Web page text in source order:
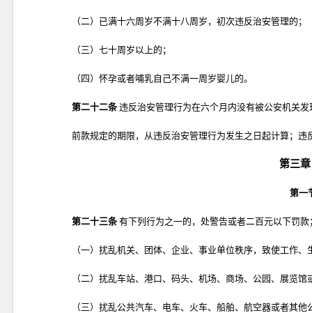
（二）已满十六周岁不满十八周岁，初次违反治安管理的；
（三）七十周岁以上的；
（四）怀孕或者哺乳自己不满一周岁婴儿的。
第二十二条 违反治安管理行为在六个月内没有被公安机关
前款规定的期限，从违反治安管理行为发生之日起计算；
第三
第一
第二十三条 有下列行为之一的，处警告或者二百元以下罚
（一）扰乱机关、团体、企业、事业单位秩序，致使工作
（二）扰乱车站、港口、码头、机场、商场、公园、展览
（三）扰乱公共汽车、电车、火车、船舶、航空器或者其